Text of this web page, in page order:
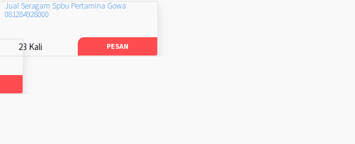
Jual Seragam Spbu Pertamina Gowa
081284928000
23 Kali PESAN